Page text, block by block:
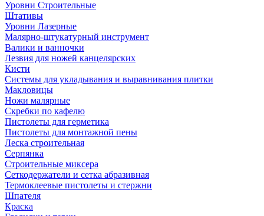
Уровни Строительные
Штативы
Уровни Лазерные
Малярно-штукатурный инструмент
Валики и ванночки
Лезвия для ножей канцелярских
Кисти
Системы для укладывания и выравнивания плитки
Макловицы
Ножи малярные
Скребки по кафелю
Пистолеты для герметика
Пистолеты для монтажной пены
Леска строительная
Серпянка
Строительные миксера
Сеткодержатели и сетка абразивная
Термоклеевые пистолеты и стержни
Шпателя
Краска